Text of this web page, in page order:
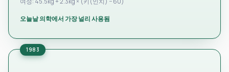
오늘날 의학에서 가장 널리 사용됨
1983